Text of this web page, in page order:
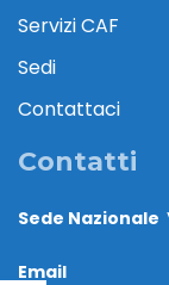
Servizi CAF
Sedi
Contattaci
Contatti
Sede Nazionale
Email